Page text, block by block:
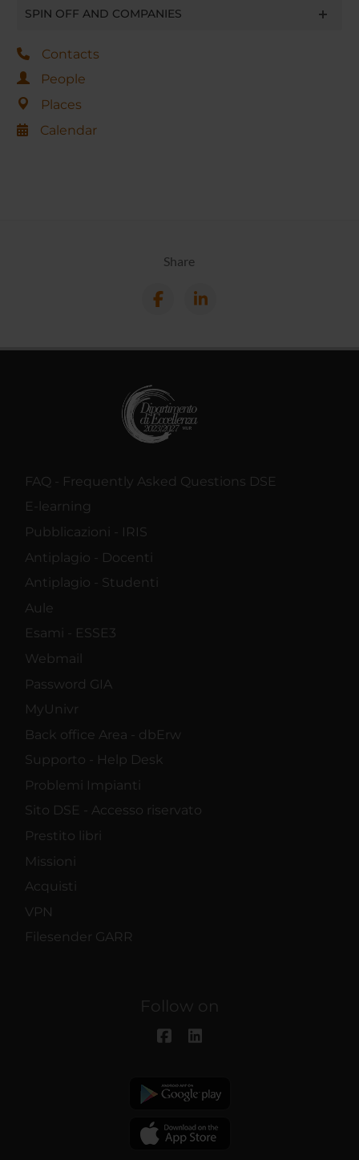
SPIN OFF AND COMPANIES
Contacts
People
Places
Calendar
Share
FAQ - Frequently Asked Questions DSE
E-learning
Pubblicazioni - IRIS
Antiplagio - Docenti
Antiplagio - Studenti
Aule
Esami - ESSE3
Webmail
Password GIA
MyUnivr
Back office Area - dbErw
Supporto - Help Desk
Problemi Impianti
Sito DSE - Accesso riservato
Prestito libri
Missioni
Acquisti
VPN
Filesender GARR
Follow on